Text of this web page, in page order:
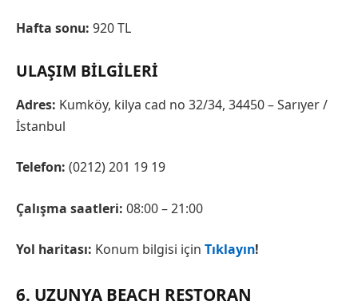
Hafta sonu: 920 TL
ULAŞIM BILGILERI
Adres: Kumköy, kilya cad no 32/34, 34450 – Sarıyer /
İstanbul
Telefon: (0212) 201 19 19
Çalışma saatleri: 08:00 – 21:00
Yol haritası: Konum bilgisi için Tıklayın!
6. UZUNYA BEACH RESTORAN